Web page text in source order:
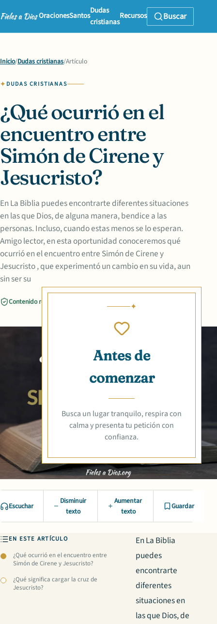
OracionesSantos
Dudas
cristianas
Recursos Buscar
Inicio/Dudas cristianas/Artículo
DUDAS CRISTIANAS
¿Qué ocurrió en el
encuentro entre
Simón de Cirene y
Jesucristo?
En La Biblia puedes encontrarte diferentes situaciones
en las que Dios, de alguna manera, bendice a las
personas. Incluso, cuando estas menos se lo esperan.
Amigo lector, en esta oportunidad conoceremos qué
ocurrió en el encuentro entre Simón de Cirene y
Jesucristo , que experimentó un cambio en su vida, aun
sin ser su
Contenido revisado
Antes de
comenzar
Busca un lugar tranquilo, respira con
calma y presenta tu petición con
confianza.
Escuchar
Disminuir
texto
Aumentar
texto
Guardar
EN ESTE ARTÍCULO
¿Qué ocurrió en el encuentro entre
Simón de Cirene y Jesucristo?
¿Qué significa cargar la cruz de
Jesucristo?
En La Biblia
puedes
encontrarte
diferentes
situaciones en
las que Dios, de